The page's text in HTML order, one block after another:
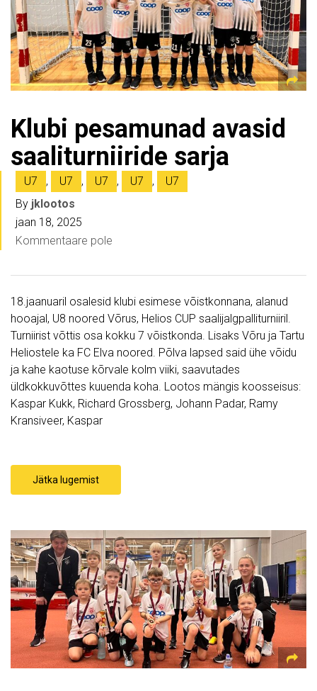
Klubi pesamunad avasid
saaliturniiride sarja
U7 , U7 , U7 , U7 ,
U7
By jklootos
jaan 18, 2025
Kommentaare pole
18.jaanuaril osalesid klubi esimese võistkonnana, alanud
hooajal, U8 noored Võrus, Helios CUP saalijalgpalliturniiril.
Turniirist võttis osa kokku 7 võistkonda. Lisaks Võru ja Tartu
Heliostele ka FC Elva noored. Põlva lapsed said ühe võidu
ja kahe kaotuse kõrvale kolm viiki, saavutades
üldkokkuvõttes kuuenda koha. Lootos mängis koosseisus:
Kaspar Kukk, Richard Grossberg, Johann Padar, Ramy
Kransiveer, Kaspar
Jätka lugemist